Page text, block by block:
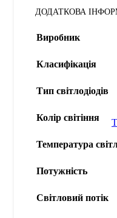
ДОДАТКОВА
Виробник
Класифікація
Тип світлодіодів
Колір світіння
Температура
Потужність
Світловий потік